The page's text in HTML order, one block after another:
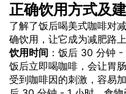
正确饮用方式及
了解了饭后喝美式咖啡对
确饮用，让它成为减肥路
饮用时间 ：饭后 30 分钟 -
饭后立即喝咖啡，会让胃
受到咖啡因的刺激，容易